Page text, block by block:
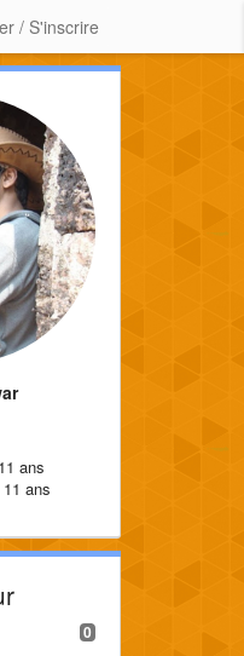
/ S'inscrire
ans
ans
0